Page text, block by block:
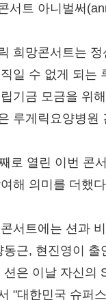
서트 아니벌써
희망콘서트는
일 수 없게 되는
기금 모금을 위
루게릭요양병원
로 열린 이번 콘
해 의미를 더했
서트에는 션과
동근, 현진영이
션은 이날 자신의
"대한민국 슈퍼